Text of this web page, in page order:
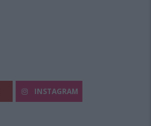
INSTAGRAM